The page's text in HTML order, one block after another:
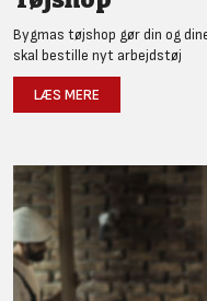
Bygmas tøjshop gør din og
skal bestille nyt arbejdstøj
LÆS MERE